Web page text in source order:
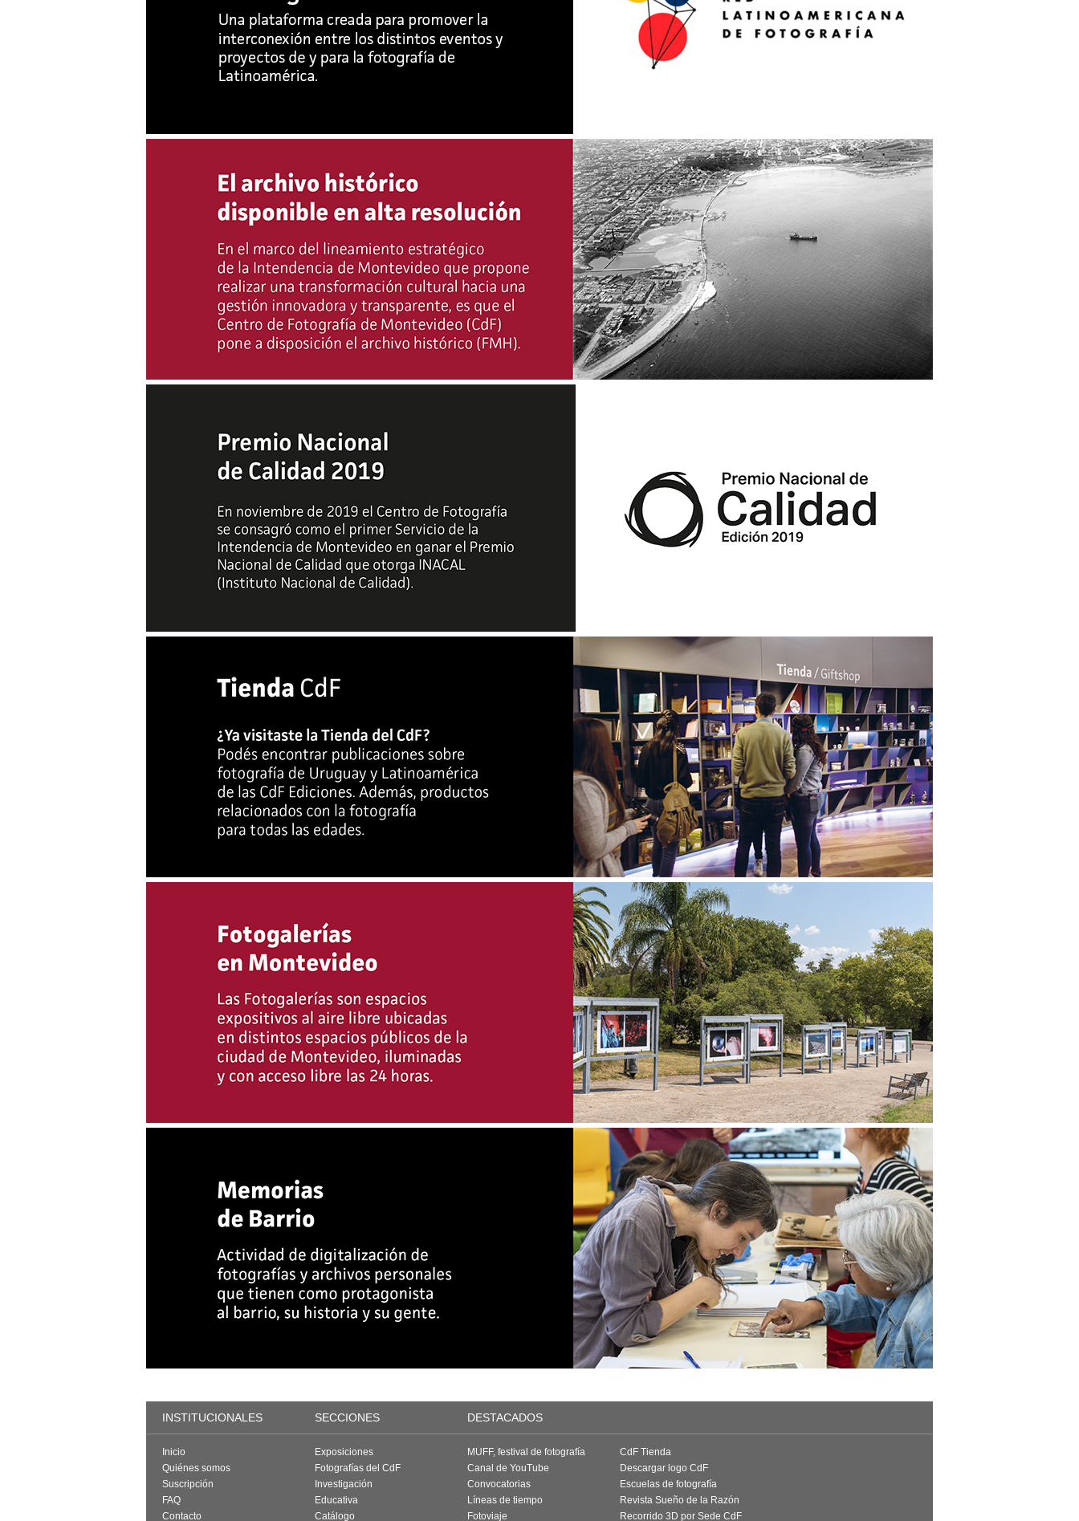
INSTITUCIONALES SECCIONES DESTACADOS
Inicio
Quiénes somos
Suscripción
FAQ
Contacto
Exposiciones
Fotografías del CdF
Investigación
Educativa
Catálogo
MUFF, festival de fotografía
Canal de YouTube
Convocatorias
Líneas de tiempo
Fotoviaje
CdF Tienda
Descargar logo CdF
Escuelas de fotografía
Revista Sueño de la Razón
Recorrido 3D por Sede CdF